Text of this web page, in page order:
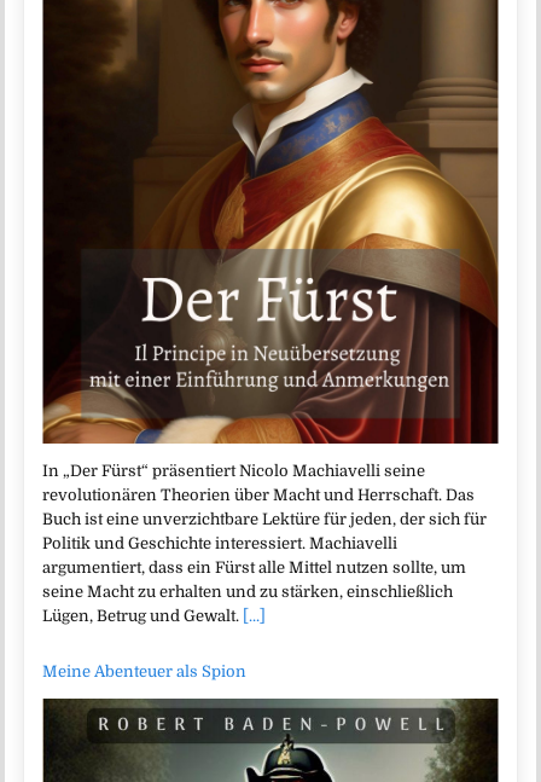
In „Der Fürst“ präsentiert Nicolo Machiavelli seine
revolutionären Theorien über Macht und Herrschaft. Das
Buch ist eine unverzichtbare Lektüre für jeden, der sich für
Politik und Geschichte interessiert. Machiavelli
argumentiert, dass ein Fürst alle Mittel nutzen sollte, um
seine Macht zu erhalten und zu stärken, einschließlich
Lügen, Betrug und Gewalt.
[...]
Meine Abenteuer als Spion